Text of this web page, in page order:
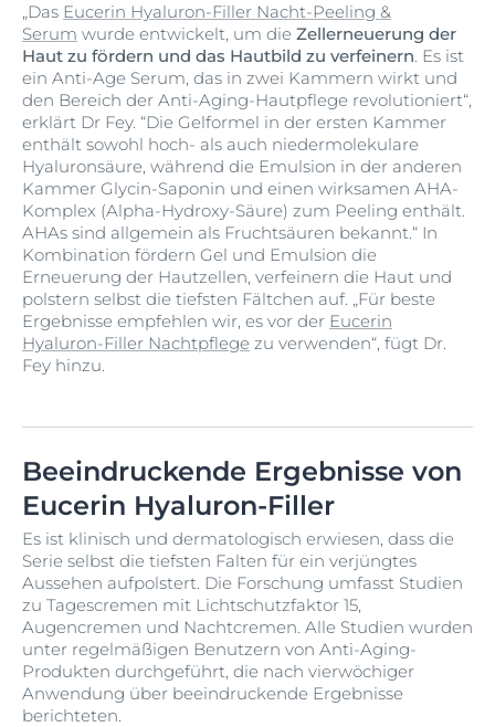
„Das Eucerin Hyaluron-Filler Nacht-Peeling &
Serum wurde entwickelt, um die Zellerneuerung der
Haut zu fördern und das Hautbild zu verfeinern. Es ist
ein Anti-Age Serum, das in zwei Kammern wirkt und
den Bereich der Anti-Aging-Hautpflege revolutioniert“,
erklärt Dr Fey. “Die Gelformel in der ersten Kammer
enthält sowohl hoch- als auch niedermolekulare
Hyaluronsäure, während die Emulsion in der anderen
Kammer Glycin-Saponin und einen wirksamen AHA-
Komplex (Alpha-Hydroxy-Säure) zum Peeling enthält.
AHAs sind allgemein als Fruchtsäuren bekannt.“ In
Kombination fördern Gel und Emulsion die
Erneuerung der Hautzellen, verfeinern die Haut und
polstern selbst die tiefsten Fältchen auf. „Für beste
Ergebnisse empfehlen wir, es vor der Eucerin
Hyaluron-Filler Nachtpflege zu verwenden“, fügt Dr.
Fey hinzu.
Beeindruckende Ergebnisse von
Eucerin Hyaluron-Filler
Es ist klinisch und dermatologisch erwiesen, dass die
Serie selbst die tiefsten Falten für ein verjüngtes
Aussehen aufpolstert. Die Forschung umfasst Studien
zu Tagescremen mit Lichtschutzfaktor 15,
Augencremen und Nachtcremen. Alle Studien wurden
unter regelmäßigen Benutzern von Anti-Aging-
Produkten durchgeführt, die nach vierwöchiger
Anwendung über beeindruckende Ergebnisse
berichteten.